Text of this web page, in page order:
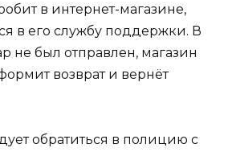
в интернет-магазине,
в его службу поддержки. В
не был отправлен, магазин
возврат и вернёт
обратиться в полицию с